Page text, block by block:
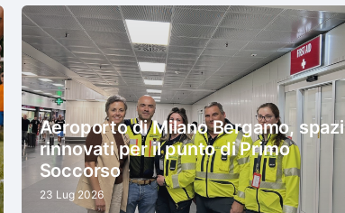
Aeroporto di Milano Bergamo, spazi
rinnovati per il punto di Primo
Soccorso
23 Lug 2026